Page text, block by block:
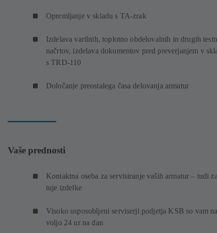
Opremljanje v skladu s TA-zrak
Izdelava varilnih, toplotno obdelovalnih in drugih
načrtov, izdelava dokumentov pred preverjanjem v
s TRD-110
Določanje preostalega časa delovanja armatur
Vaše prednosti
Kontaktna oseba za servisiranje vaših armatur – tudi
tuje izdelke
Visoko usposobljeni serviserji podjetja KSB so vam
voljo 24 ur na dan